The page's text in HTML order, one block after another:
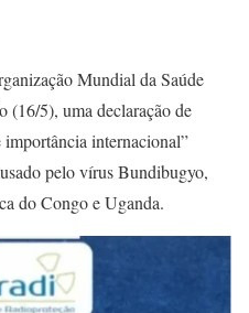
Mundial da Saúde
(16/5), uma declaração de
importância internacional”
pelo vírus Bundibugyo,
do Congo e Uganda.